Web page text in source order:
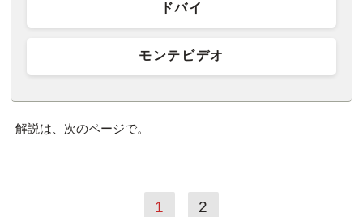
ドバイ
モンテビデオ
解説は、次のページで。
1 2